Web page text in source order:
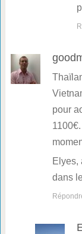
pour
Elyes,
dans